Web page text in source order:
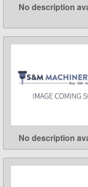
LEARN
No description
LEARN
No description